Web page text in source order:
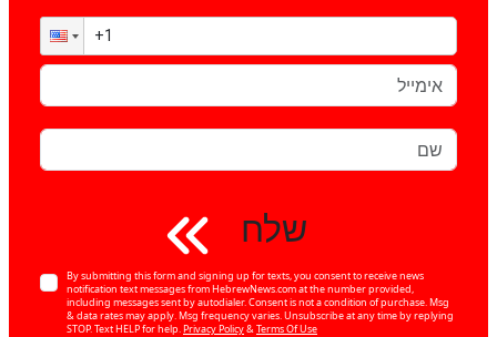
שלח
By submitting this form and signing up for texts, you consent to receive news
notification text messages from HebrewNews.com at the number provided,
including messages sent by autodialer. Consent is not a condition of purchase. Msg
& data rates may apply. Msg frequency varies. Unsubscribe at any time by replying
STOP. Text HELP for help.Privacy Policy&Terms Of Use